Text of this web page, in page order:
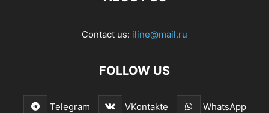
Contact us: iline@mail.ru
FOLLOW US
Telegram VKontakte WhatsApp